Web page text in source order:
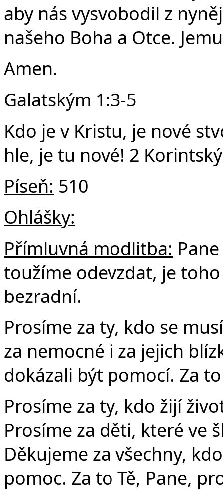
aby nás vysvobodil z
našeho Boha a Otce.
Amen.
Galatským 1:3-5
Kdo je v Kristu, je nové
hle, je tu nové! 2
Píseň: 510
Ohlášky:
Přímluvná modlitba:
toužíme odevzdat, je
bezradní.
Prosíme za ty, kdo se
za nemocné i za jejich
dokázali být pomocí. Za
Prosíme za ty, kdo žijí
Prosíme za děti, které ve
Děkujeme za všechny,
pomoc. Za to Tě, Pane,